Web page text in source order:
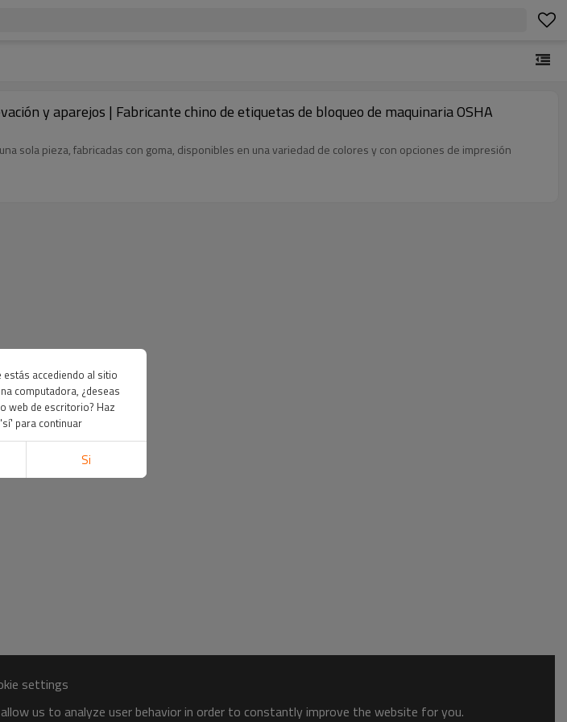
y aparejos | Fabricante chino de etiquetas de bloqueo de maquinaria OSHA
sola pieza, fabricadas con goma, disponibles en una variedad de colores y con opciones de impresión
settings
us to analyze user behavior in order to constantly improve the website for you.
estás accediendo al sitio
computadora, ¿deseas
web de escritorio? Haz
para continuar
Si